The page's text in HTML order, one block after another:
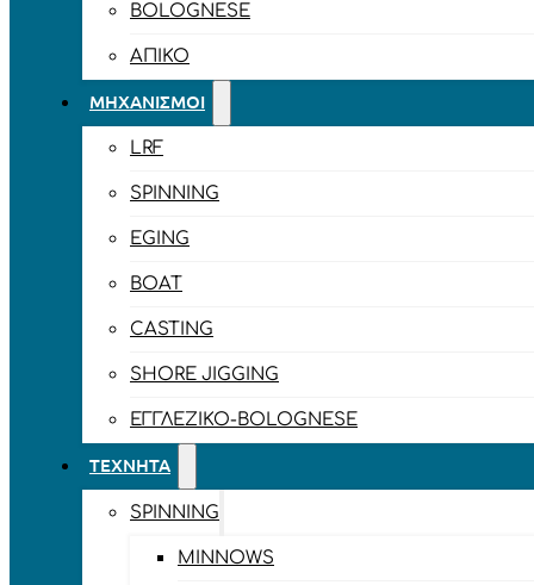
BOLOGNESE
ΑΠΊΚΟ
ΜΗΧΑΝΙΣΜΟΊ
LRF
SPINNING
EGING
BOAT
CASTING
SHORE JIGGING
ΕΓΓΛΈΖΙΚΟ-BOLOGNESE
ΤΕΧΝΗΤΆ
SPINNING
MINNOWS